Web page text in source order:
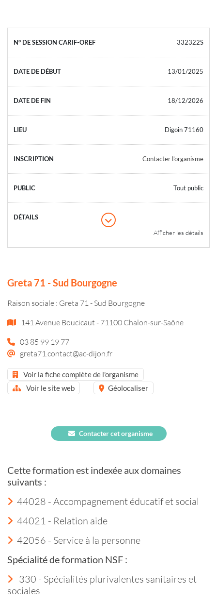
332322S
13/01/2025
18/12/2026
Digoin 71160
Contacter l’organisme
Tout public
Afficher les détails
Greta 71 - Sud Bourgogne
Raison sociale : Greta 71 - Sud Bourgogne
141 Avenue Boucicaut - 71100 Chalon-sur-Saône
03 85 99 19 77
greta71.contact@ac-dijon.fr
Voir la fiche complète de l'organisme
Voir le site web
Géolocaliser
Contacter cet organisme
Cette formation est indexée aux domaines
suivants :
44028 - Accompagnement éducatif et social
44021 - Relation aide
42056 - Service à la personne
Spécialité de formation NSF :
330 - Spécialités plurivalentes sanitaires et
sociales